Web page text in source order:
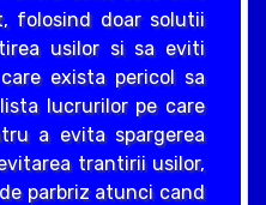
folosind doar solutii
usilor si sa eviti
exista pericol sa
lucrurilor pe care
a evita spargerea
trantirii usilor,
parbriz atunci cand